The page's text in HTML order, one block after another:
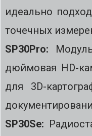
идеально
точечных
SP30Pro:
дюймовая HD-
для 3D-
SP30Se: